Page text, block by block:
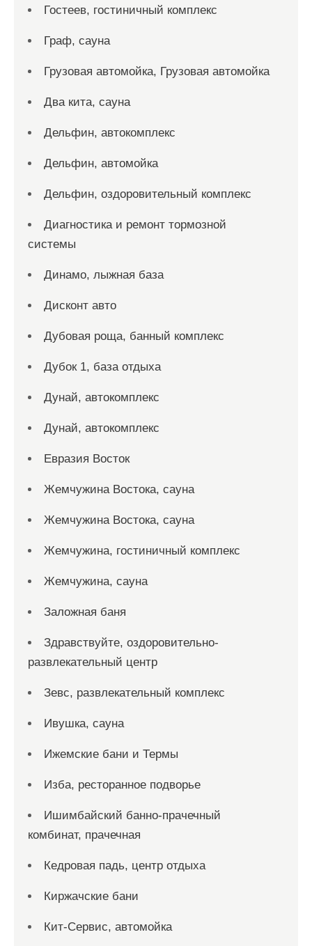
Гостеев, гостиничный комплекс
Граф, сауна
Грузовая автомойка, Грузовая автомойка
Два кита, сауна
Дельфин, автокомплекс
Дельфин, автомойка
Дельфин, оздоровительный комплекс
Диагностика и ремонт тормозной
системы
Динамо, лыжная база
Дисконт авто
Дубовая роща, банный комплекс
Дубок 1, база отдыха
Дунай, автокомплекс
Дунай, автокомплекс
Евразия Восток
Жемчужина Востока, сауна
Жемчужина Востока, сауна
Жемчужина, гостиничный комплекс
Жемчужина, сауна
Заложная баня
Здравствуйте, оздоровительно-
развлекательный центр
Зевс, развлекательный комплекс
Ивушка, сауна
Ижемские бани и Термы
Изба, ресторанное подворье
Ишимбайский банно-прачечный
комбинат, прачечная
Кедровая падь, центр отдыха
Киржачские бани
Кит-Сервис, автомойка